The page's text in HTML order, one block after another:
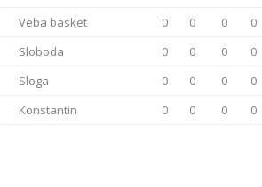
Veba basket
0 0 0
0
Sloboda
0 0 0
0
Sloga
0 0 0
0
Konstantin
0 0 0 0